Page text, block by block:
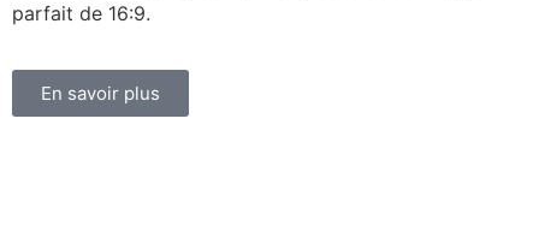
parfait de 16:9.
En savoir plus